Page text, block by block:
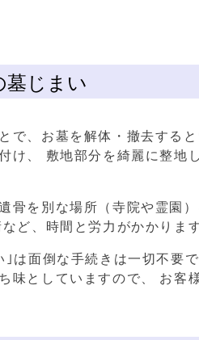
墓じまい
で、お墓を解体・撤去する
け、 敷地部分を綺麗に整地
骨を別な場所（寺院や霊園
ど、時間と労力がかかりま
｣は面倒な手続きは一切不要
味としていますので、 お客